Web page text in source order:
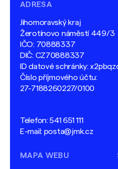
ADRESA
Jihomoravský kraj
Žerotínovo náměstí 449/3
IČO: 70888337
DIČ: CZ70888337
ID datové schránky:
Číslo příjmového účtu:
27-7188260227/0100
Telefon:541 651 111
E-mail: posta@jmk.cz
MAPA WEBU